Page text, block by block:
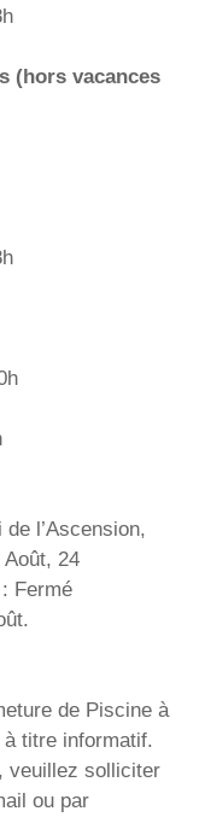
(hors vacances
l’Ascension,
Août, 24
Fermé
de Piscine à
titre informatif.
veuillez solliciter
ou par